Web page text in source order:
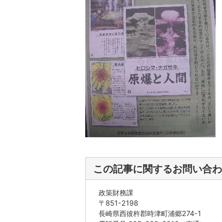
この記事に関するお問い合
政策財務課
〒851-2198
長崎県西彼杵郡時津町浦郷274-1